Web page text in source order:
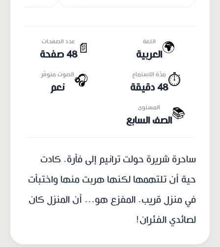
🌍 اللغة
العربية 📄
عدد الصفحات
48 صفحة
⏱️ مدّة الاستماع
48 دقيقة
🎧الصوت متوفّر
نعم
📚 المستوى
الصف السابع
ساحرة شريرة حولت ترانيم إلى فأرة. كادت
حية أن تلتهمها لكنها هربت منها واختبأت
في منزل قريب. المفزع هو... أن المنزل كان
لصائدي الفئران!